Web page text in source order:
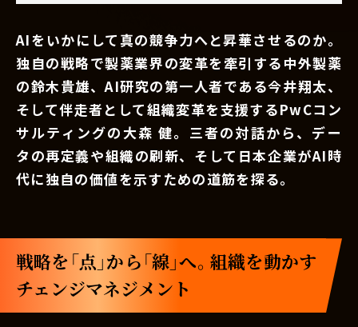
AIをいかにして真の競争力へと昇華させるのか。
独自の戦略で製薬業界の変革を牽引する中外製薬
の鈴木貴雄、AI研究の第一人者である今井翔太、
そして伴走者として組織変革を支援するPwCコン
サルティングの大森 健。三者の対話から、デー
タの再定義や組織の刷新、そして日本企業がAI時
代に独自の価値を示すための道筋を探る。
戦略を「点」から「線」へ。組織を動かす
チェンジマネジメント